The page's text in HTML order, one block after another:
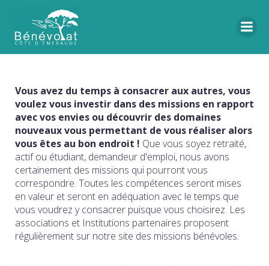
Vous avez du temps à consacrer aux autres, vous
voulez vous investir dans des missions en rapport
avec vos envies ou découvrir des domaines
nouveaux vous permettant de vous réaliser alors
vous êtes au bon endroit ! Que vous soyez retraité,
actif ou étudiant, demandeur d'emploi, nous avons
certainement des missions qui pourront vous
correspondre. Toutes les compétences seront mises
en valeur et seront en adéquation avec le temps que
vous voudrez y consacrer puisque vous choisirez. Les
associations et Institutions partenaires proposent
régulièrement sur notre site des missions bénévoles.